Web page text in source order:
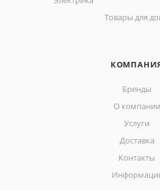
Товары для
Бренды
О компании
Услуги
Доставка
Контакты